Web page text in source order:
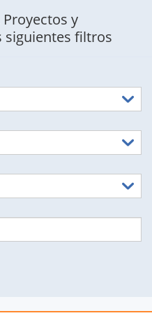
y
siguientes filtros